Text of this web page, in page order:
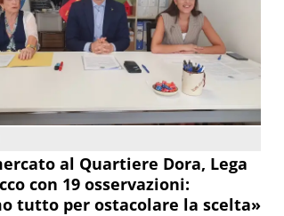
al Quartiere Dora, Lega
con 19 osservazioni:
tutto per ostacolare la scelta»